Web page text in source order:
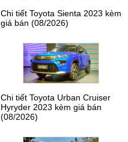
Chi tiết Toyota Sienta 2023 kèm
giá bán (08/2026)
Chi tiết Toyota Urban Cruiser
Hyryder 2023 kèm giá bán
(08/2026)